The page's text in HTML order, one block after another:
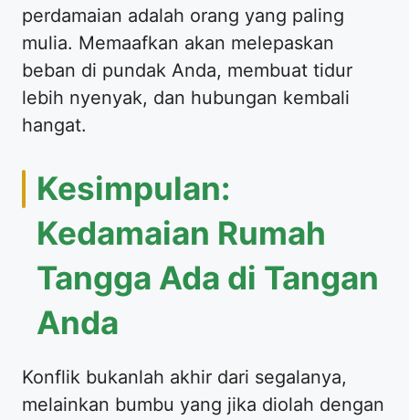
perdamaian adalah orang yang paling
mulia. Memaafkan akan melepaskan
beban di pundak Anda, membuat tidur
lebih nyenyak, dan hubungan kembali
hangat.
Kesimpulan:
Kedamaian Rumah
Tangga Ada di Tangan
Anda
Konflik bukanlah akhir dari segalanya,
melainkan bumbu yang jika diolah dengan